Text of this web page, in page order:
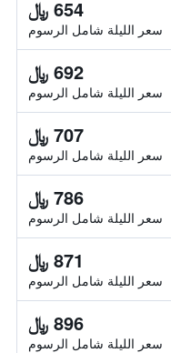
654 ﷼
سعر الليلة شامل الرسوم
692 ﷼
سعر الليلة شامل الرسوم
707 ﷼
سعر الليلة شامل الرسوم
786 ﷼
سعر الليلة شامل الرسوم
871 ﷼
سعر الليلة شامل الرسوم
896 ﷼
سعر الليلة شامل الرسوم